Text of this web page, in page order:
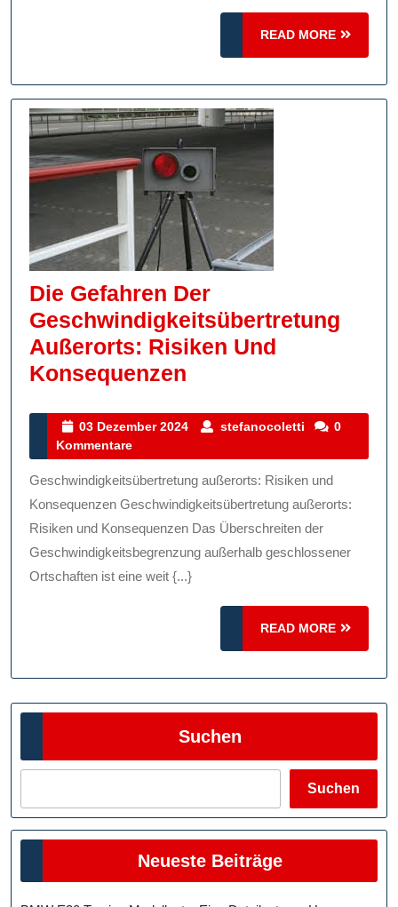
Trifft
READ MORE
READ
MORE
Die Gefahren Der
Geschwindigkeitsübertretung
Außerorts: Risiken Und
Konsequenzen
Der
Außerorts:
Risiken
Und
Konsequenzen
03 Dezember 2024
03
2024
stefanocoletti stefanocoletti
0
Kommentare
Geschwindigkeitsübertretung außerorts: Risiken und
Konsequenzen Geschwindigkeitsübertretung außerorts:
Risiken und Konsequenzen Das Überschreiten der
Geschwindigkeitsbegrenzung außerhalb geschlossener
Ortschaften ist eine weit {...}
READ MORE
READ
MORE
Suchen
Suchen
Neueste Beiträge